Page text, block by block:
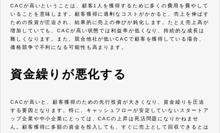
CACが高いということは、顧客1人を獲得するために多くの費用を費やして
いることを意味します。顧客獲得に過剰なコストがかかると、売上を伸ばす
ための投資が圧迫され、結果的に売上の伸びが鈍化します。たとえ売上高が
増加していても、CACが高い状態では利益率が低くなり、持続的な成長は
難しくなります。また、競合他社が低いCACで顧客を獲得している場合、
価格競争で不利になる可能性も高まります。
資金繰りが悪化する
CACが高いと、顧客獲得のための先行投資が大きくなり、資金繰りを圧迫
する要因となります。特に、キャッシュフローが安定していないスタートア
ップ企業や中小企業にとっては、CACの上昇は死活問題になりかねませ
ん。顧客獲得に多額の資金を投入しても、すぐに売上として回収できるとは